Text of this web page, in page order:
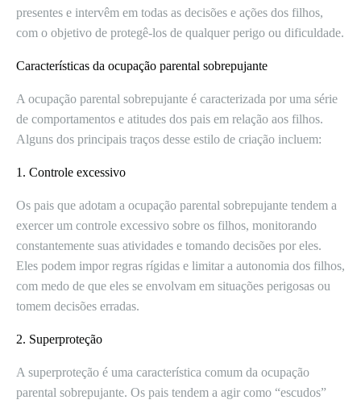
presentes e intervêm em todas as decisões e ações dos filhos,
com o objetivo de protegê-los de qualquer perigo ou dificuldade.
Características da ocupação parental sobrepujante
A ocupação parental sobrepujante é caracterizada por uma série
de comportamentos e atitudes dos pais em relação aos filhos.
Alguns dos principais traços desse estilo de criação incluem:
1. Controle excessivo
Os pais que adotam a ocupação parental sobrepujante tendem a
exercer um controle excessivo sobre os filhos, monitorando
constantemente suas atividades e tomando decisões por eles.
Eles podem impor regras rígidas e limitar a autonomia dos filhos,
com medo de que eles se envolvam em situações perigosas ou
tomem decisões erradas.
2. Superproteção
A superproteção é uma característica comum da ocupação
parental sobrepujante. Os pais tendem a agir como “escudos”